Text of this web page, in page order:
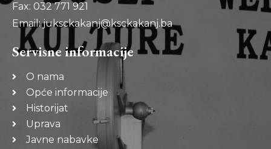
Fax: 032 771 921
Email: juksckakanj@ksckakanj.ba
Servisne informacije
O nama
Opće informacije
Historijat
Uprava
Javne nabavke